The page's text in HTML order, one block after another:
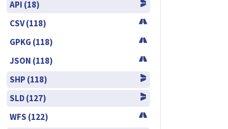
API (18)
CSV (118)
GPKG (118)
JSON (118)
SHP (118)
SLD (127)
WFS (122)